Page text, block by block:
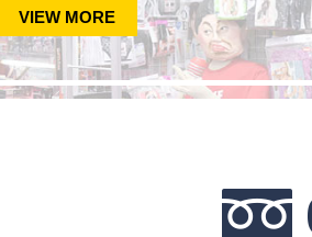
VIEW MORE